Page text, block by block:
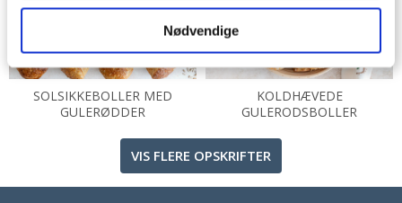
Nødvendige
SOLSIKKEBOLLER MED
GULERØDDER
KOLDHÆVEDE
GULERODSBOLLER
VIS FLERE OPSKRIFTER